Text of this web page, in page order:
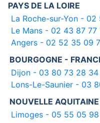
PAYS DE LA LOIRE
La Roche-sur-Yon - 02
Le Mans - 02 43 87 77
Angers - 02 52 35 09
BOURGOGNE -
Dijon - 03 80 73 28 34
Lons-Le-Saunier - 03
NOUVELLE AQUITAINE
Limoges - 05 55 05